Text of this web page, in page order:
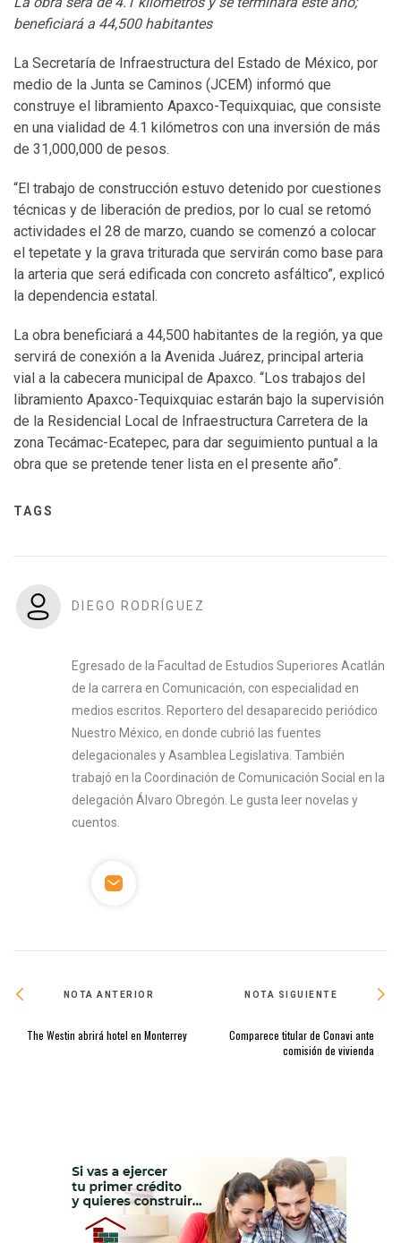
beneficiará a 44,500 habitantes
La Secretaría de Infraestructura del Estado de México, por
medio de la Junta se Caminos (JCEM) informó que
construye el libramiento Apaxco-Tequixquiac, que consiste
en una vialidad de 4.1 kilómetros con una inversión de más
de 31,000,000 de pesos.
“El trabajo de construcción estuvo detenido por cuestiones
técnicas y de liberación de predios, por lo cual se retomó
actividades el 28 de marzo, cuando se comenzó a colocar
el tepetate y la grava triturada que servirán como base para
la arteria que será edificada con concreto asfáltico”, explicó
la dependencia estatal.
La obra beneficiará a 44,500 habitantes de la región, ya que
servirá de conexión a la Avenida Juárez, principal arteria
vial a la cabecera municipal de Apaxco. “Los trabajos del
libramiento Apaxco-Tequixquiac estarán bajo la supervisión
de la Residencial Local de Infraestructura Carretera de la
zona Tecámac-Ecatepec, para dar seguimiento puntual a la
obra que se pretende tener lista en el presente año”.
TAGS
DIEGO RODRÍGUEZ
Egresado de la Facultad de Estudios Superiores Acatlán
de la carrera en Comunicación, con especialidad en
medios escritos. Reportero del desaparecido periódico
Nuestro México, en donde cubrió las fuentes
delegacionales y Asamblea Legislativa. También
trabajó en la Coordinación de Comunicación Social en la
delegación Álvaro Obregón. Le gusta leer novelas y
cuentos.
NOTA ANTERIOR
The Westin abrirá hotel en Monterrey
NOTA SIGUIENTE
Comparece titular de Conavi ante
comisión de vivienda